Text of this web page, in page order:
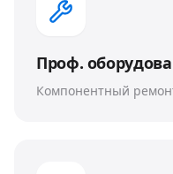
Проф.
Компонентный